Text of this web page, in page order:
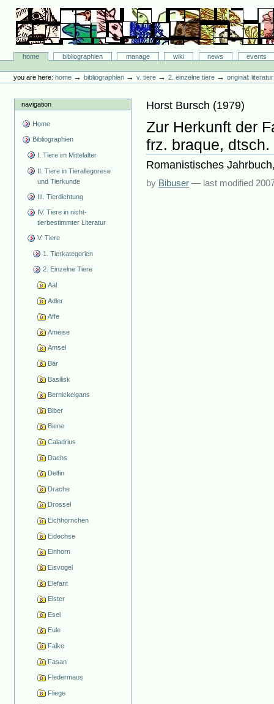
content.
navigation
Bibliographie-Portal
Sectionshome bibliographien manage wiki news
events
tools
you are here: home →bibliographien →v. tiere →2. einzelne tiere →original:
navigation
Home
Bibliographien
I. Tiere im Mittelalter
II. Tiere in Tierallegorese
und Tierkunde
III. Tierdichtung
IV. Tiere in nicht-
tierbestimmter Literatur
V. Tiere
1. Tierkategorien
2. Einzelne Tiere
Aal
Adler
Affe
Ameise
Amsel
Bär
Basilisk
Bernickelgans
Biber
Biene
Caladrius
Dachs
Delfin
Drache
Drossel
Eichhörnchen
Eidechse
Einhorn
Eisvogel
Elefant
Elster
Esel
Eule
Falke
Fasan
Fledermaus
Fliege
Horst Bursch (1979)
Zur Herkunft der
frz. braque,
Romanistisches
by Bibuser — last modified